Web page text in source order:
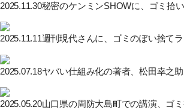
2025.11.30秘密のケンミンSHOWに、ゴミ拾
2025.11.11週刊現代さんに、ゴミのぽい捨て
2025.07.18ヤバい仕組み化の著者、松田幸之
2025.05.20山口県の周防大島町での講演、ゴ